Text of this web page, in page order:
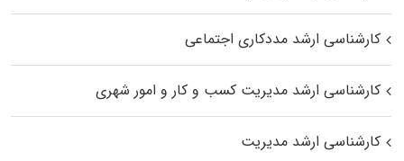
کارشناسی ارشد مددکاری اجتماعی
کارشناسی ارشد مدیریت کسب و کار و امور شهری
کارشناسی ارشد مدیریت